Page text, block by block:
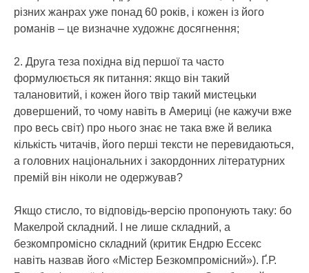
різних жанрах уже понад 60 років, і кожен із його
романів – це визначне художнє досягнення;
2. Друга теза похідна від першої та часто
формулюється як питання: якщо він такий
талановитий, і кожен його твір такий мистецьки
довершений, то чому навіть в Америці (не кажучи вже
про весь світ) про нього знає не така вже й велика
кількість читачів, його перші тексти не перевидаються,
а головних національних і закордонних літературних
премій він ніколи не одержував?
Якщо стисло, то відповідь-версію пропонують таку: бо
Макелрой складний. І не лише складний, а
безкомпромісно складний (критик Ендрю Ессекс
навіть назвав його «Містер Безкомпромісний»). Ґ.Р.